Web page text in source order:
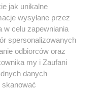
jak unikalne
wysyłane przez
w celu zapewniania
spersonalizowanych
odbiorców oraz
my i Zaufani
danych